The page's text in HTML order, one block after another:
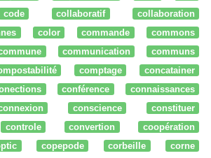
code collaboratif
collaboration
color commande
commons
communication
communs
comptage
concatainer
conférence
connaissances
conscience
constituer
controle convertion
coopération
copepode corbeille
corne